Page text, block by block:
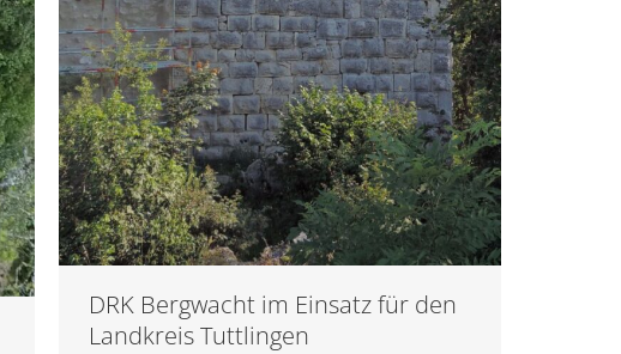
DRK Bergwacht im Einsatz für den
Landkreis Tuttlingen